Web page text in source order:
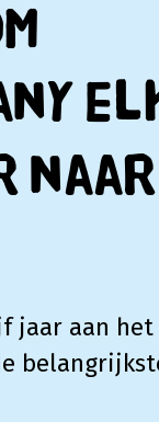
naar
jaar aan het